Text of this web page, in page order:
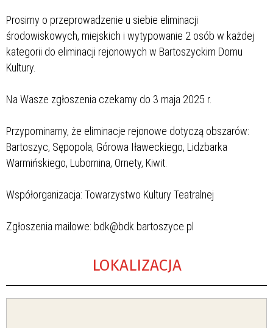
Prosimy o przeprowadzenie u siebie eliminacji
środowiskowych, miejskich i wytypowanie 2 osób w każdej
kategorii do eliminacji rejonowych w Bartoszyckim Domu
Kultury.
Na Wasze zgłoszenia czekamy do 3 maja 2025 r.
Przypominamy, że eliminacje rejonowe dotyczą obszarów:
Bartoszyc, Sępopola, Górowa Iławeckiego, Lidzbarka
Warmińskiego, Lubomina, Ornety, Kiwit.
Współorganizacja: Towarzystwo Kultury Teatralnej
Zgłoszenia mailowe: bdk@bdk.bartoszyce.pl
LOKALIZACJA